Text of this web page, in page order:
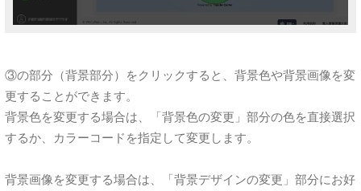
③の部分（背景部分）をクリックすると、背景色や背景画像を変
更することができます。
背景色を変更する場合は、「背景色の変更」部分の色を直接選択
するか、カラーコードを指定して変更します。
背景画像を変更する場合は、「背景デザインの変更」部分にお好